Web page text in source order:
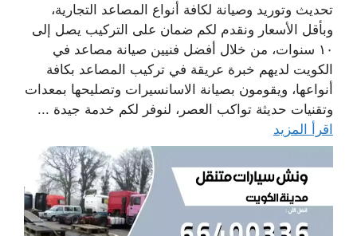
تحديث وتوريد وصيانة لكافة أنواع المصاعد التجارية،
وبأقل الأسعار ونقدم لكم ضمان على التركيب يصل إلى
١٠ سنوات، من خلال أفضل فنيين صيانة مصاعد في
الكويت لديهم خبرة عريقة في تركيب المصاعد بكافة
أنواعها، ويقومون بصيانة الاسانسيرات وتصليحها بمعدات
وتقنيات حديثة تواكب العصر، لنوفر لكم خدمة جيدة ...
اقرأ المزيد